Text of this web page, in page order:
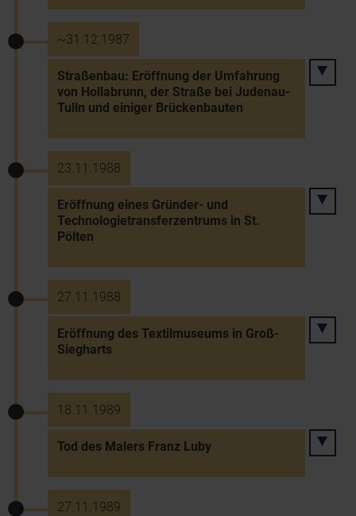
~31.12.1987
Straßenbau: Eröffnung der Umfahrung
von Hollabrunn, der Straße bei Judenau-
Tulln und einiger Brückenbauten
23.11.1988
Eröffnung eines Gründer- und
Technologietransferzentrums in St.
Pölten
27.11.1988
Eröffnung des Textilmuseums in Groß-
Siegharts
18.11.1989
Tod des Malers Franz Luby
27.11.1989